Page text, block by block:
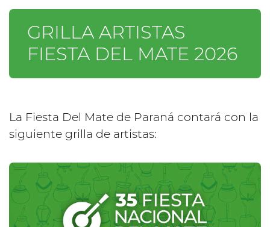
GRILLA ARTISTAS
FIESTA DEL MATE 2026
La Fiesta Del Mate de Paraná contará con la
siguiente grilla de artistas: